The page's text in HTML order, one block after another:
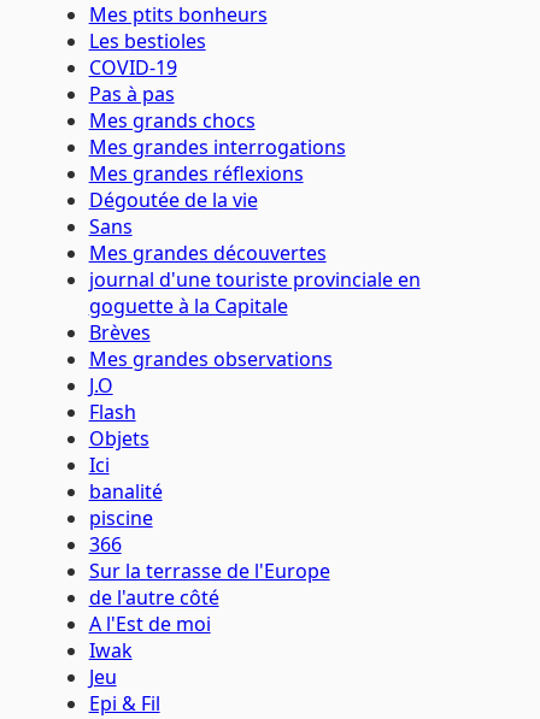
Mes ptits bonheurs
Les bestioles
COVID-19
Pas à pas
Mes grands chocs
Mes grandes interrogations
Mes grandes réflexions
Dégoutée de la vie
Sans
Mes grandes découvertes
journal d'une touriste provinciale en
goguette à la Capitale
Brèves
Mes grandes observations
J.O
Flash
Objets
Ici
banalité
piscine
366
Sur la terrasse de l'Europe
de l'autre côté
A l'Est de moi
Iwak
Jeu
Epi & Fil